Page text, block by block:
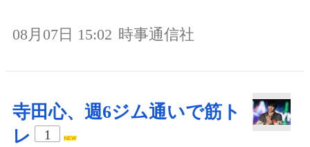
08月07日 15:02 時事通信社
寺田心、週6ジム通いで筋ト
レ
1